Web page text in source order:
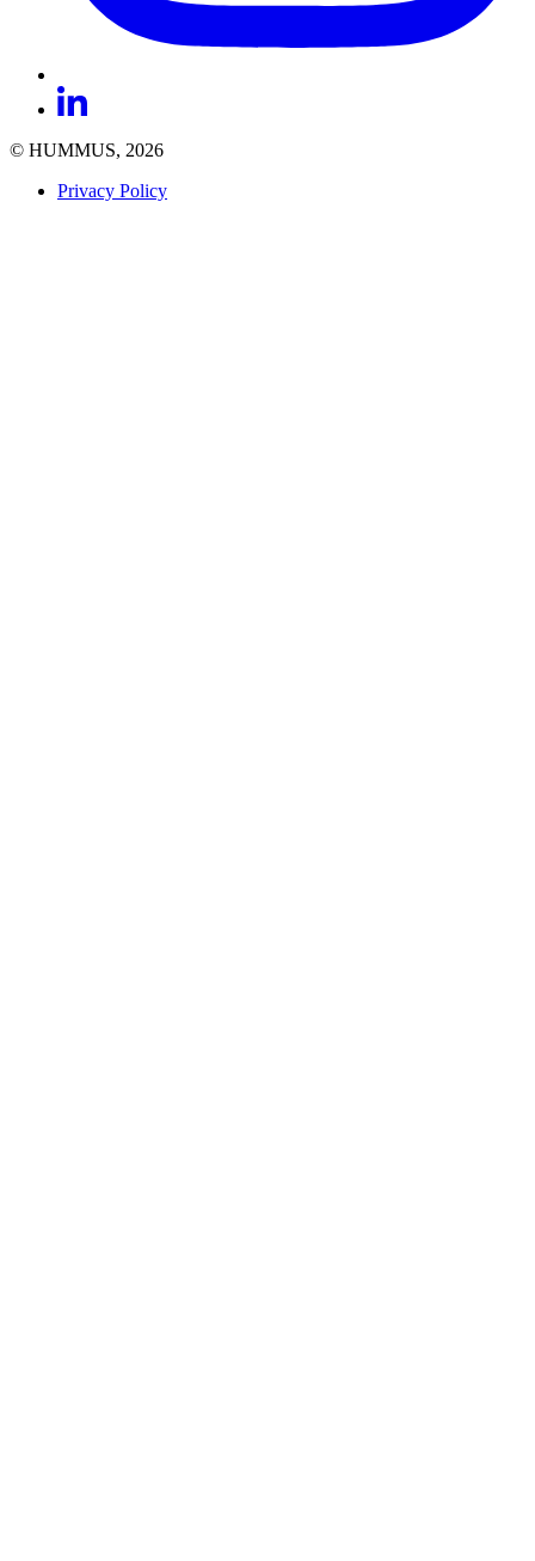
© HUMMUS, 2026
Privacy Policy